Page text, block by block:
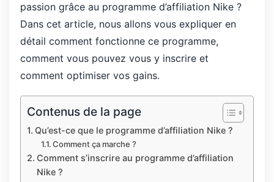
passion grâce au programme d’affiliation Nike ?
Dans cet article, nous allons vous expliquer en
détail comment fonctionne ce programme,
comment vous pouvez vous y inscrire et
comment optimiser vos gains.
Contenus de la page
Qu’est-ce que le programme d’affiliation Nike ?
Comment ça marche ?
Comment s’inscrire au programme d’affiliation
Nike ?